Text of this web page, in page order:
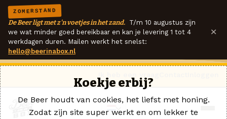
ZOMERSTAND
De Beer ligt met z'n voetjes in het zand. T/m 10 augustus zijn
we wat minder goed bereikbaar en kan je levering 1 tot 4
werkdagen duren. Mailen werkt het snelst:
hello@beerinabox.nl
×
Koekje erbij?
De Beer houdt van cookies, het liefst met honing.
Zodat zijn site super werkt en om lekker te